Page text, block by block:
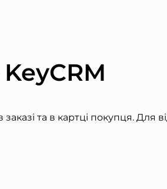
та в картці покупця. Для